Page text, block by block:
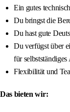
Ein gutes
Du bringst die
Du hast gute
Du verfügst über
für selbstständiges
Flexibilität und
Das bieten wir: